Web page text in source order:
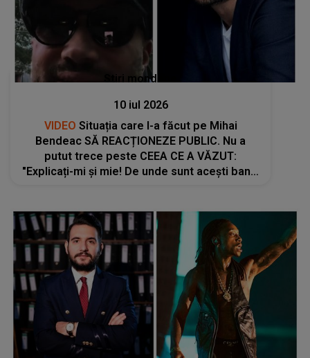
Stiri mondene
10 iul 2026
VIDEO Situația care l-a făcut pe Mihai
Bendeac SĂ REACȚIONEZE PUBLIC. Nu a
putut trece peste CEEA CE A VĂZUT:
"Explicați-mi și mie! De unde sunt acești bani?